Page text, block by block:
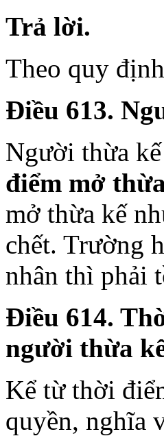
Trả lời.
Theo quy
Điều 613.
Người thừa
điểm mở
mở thừa kế
chết. Trường
nhân thì phải
Điều 614.
người thừa
Kể từ thời
quyền, nghĩa